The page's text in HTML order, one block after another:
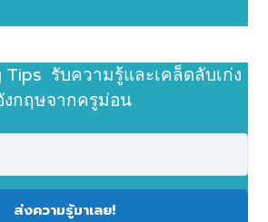
Tips รับความรู้และเคล็ดลับเก่ง
งกฤษจากครูม่อน
ส่งความรู้มาเลย!